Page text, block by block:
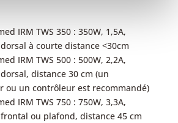
IRM TWS 350 : 350W, 1,5A,
à courte distance <30cm
IRM TWS 500 : 500W, 2,2A,
distance 30 cm (un
ou un contrôleur est recommandé)
IRM TWS 750 : 750W, 3,3A,
ou plafond, distance 45 cm